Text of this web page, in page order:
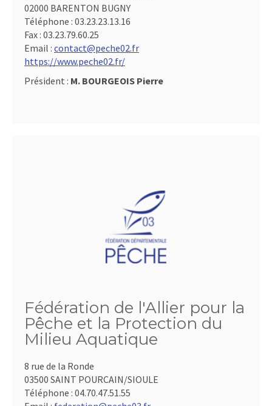
02000 BARENTON BUGNY
Téléphone : 03.23.23.13.16
Fax : 03.23.79.60.25
Email : contact@peche02.fr
https://www.peche02.fr/
Président : M. BOURGEOIS Pierre
Fédération de l'Allier pour la
Pêche et la Protection du
Milieu Aquatique
8 rue de la Ronde
03500 SAINT POURCAIN/SIOULE
Téléphone : 04.70.47.51.55